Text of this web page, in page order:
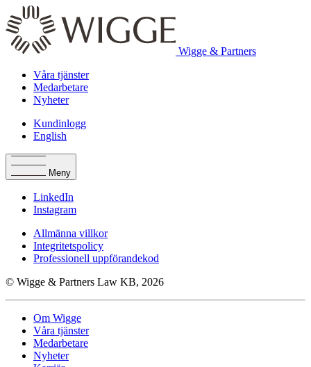
Wigge & Partners
Våra tjänster
Medarbetare
Nyheter
Kundinlogg
English
Meny
LinkedIn
Instagram
Allmänna villkor
Integritetspolicy
Professionell uppförandekod
© Wigge & Partners Law KB, 2026
Om Wigge
Våra tjänster
Medarbetare
Nyheter